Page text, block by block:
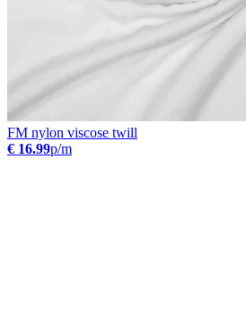
FM nylon viscose twill
€ 16.99p/m